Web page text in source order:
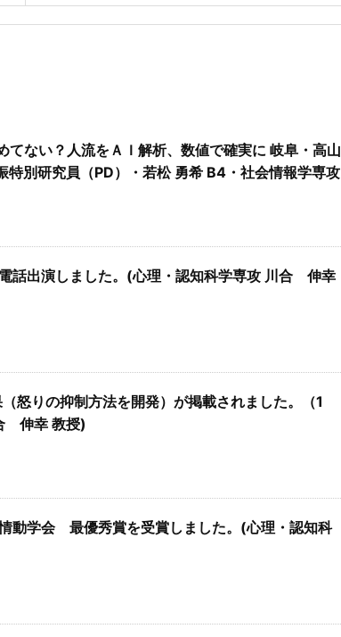
てない？人流をＡＩ解析、数値で確実に 岐阜・高山
別研究員（PD）・若松 勇希 B4・社会情報学専攻
話出演しました。(心理・認知科学専攻 川合 伸幸
怒りの抑制方法を開発）が掲載されました。（1
伸幸 教授)
動学会 最優秀賞を受賞しました。(心理・認知科